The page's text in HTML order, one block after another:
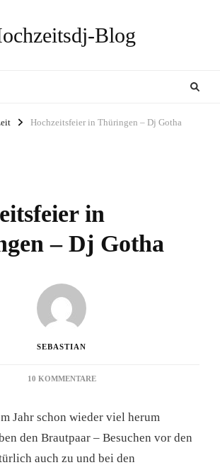
Blog
Hochzeitsfeier in Thüringen – Dj Gotha
in
– Dj Gotha
SEBASTIAN
10 KOMMENTAREZU
THÜRINGEN
GOTHA
Jahr schon wieder viel herum
den Brautpaar – Besuchen vor den
auch zu und bei den